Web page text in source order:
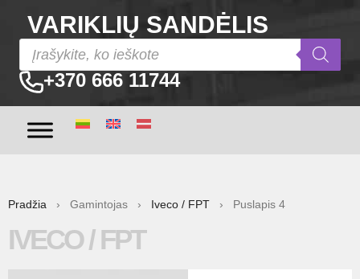
VARIKLIŲ SANDĖLIS
+370 666 11744
Pradžia › Gamintojas › Iveco / FPT › Puslapis 4
IVECO / FPT